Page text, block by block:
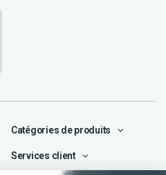
Catégories de produits
Services client